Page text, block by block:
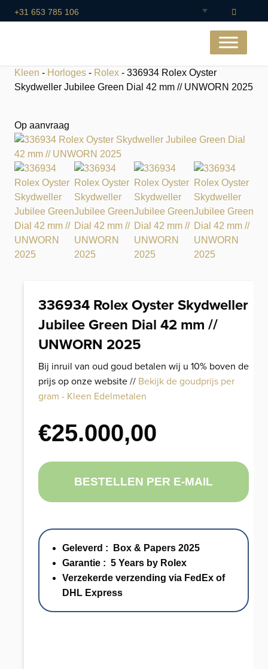
+31 653 785 106
Kleen - Horloges - Rolex - 336934 Rolex Oyster
Skydweller Jubilee Green Dial 42 mm // UNWORN 2025
Op aanvraag
336934 Rolex Oyster Skydweller
Jubilee Green Dial 42 mm //
UNWORN 2025
Bij inruil van oud goud betalen wij u 10% boven de
prijs op onze website // Bekijk de goudprijs per
gram - Kleen Edelmetalen
€25.000,00
BESTELLEN PER E-MAIL
Geleverd : Box & Papers 2025
Garantie : 5 Years by Rolex
Verzekerde verzending via FedEx of
DHL Express